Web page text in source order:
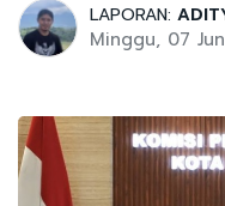
LAPORAN:
Minggu, 07